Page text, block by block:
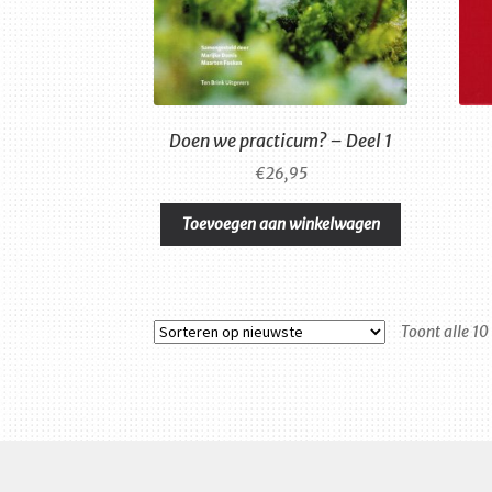
Doen we practicum? – Deel 1
€26,95
Toevoegen aan winkelwagen
Toont alle